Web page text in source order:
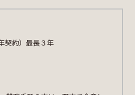
契約）最長３年